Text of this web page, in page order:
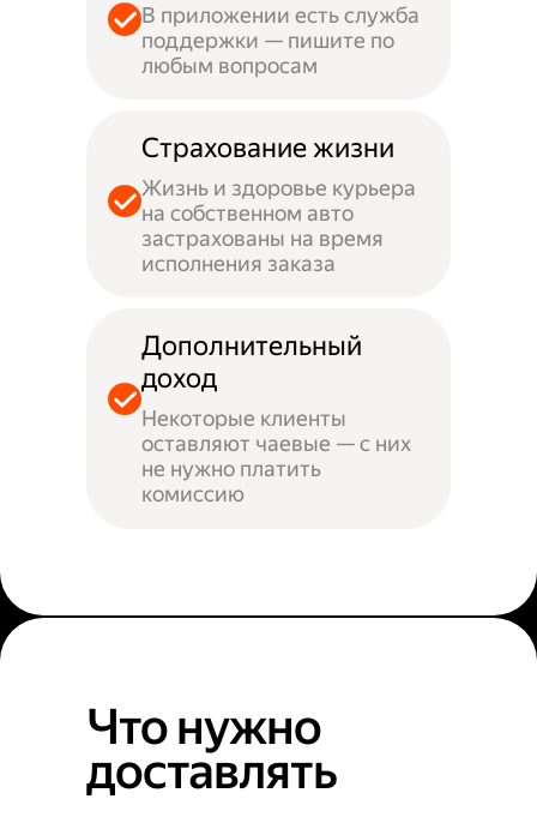
В приложении есть служба
поддержки — пишите по
любым вопросам
Страхование жизни
Жизнь и здоровье курьера
на собственном авто
застрахованы на время
исполнения заказа
Дополнительный
доход
Некоторые клиенты
оставляют чаевые — с них
не нужно платить
комиссию
Что нужно
доставлять